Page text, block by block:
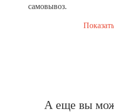
самовывоз.
А еще вы